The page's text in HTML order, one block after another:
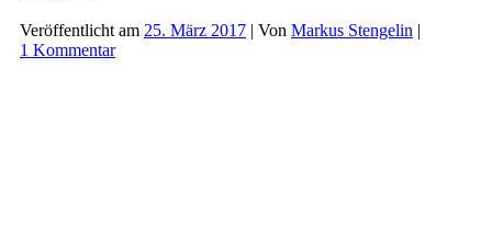
Bann
des
Veröffentlicht am 25. März 2017 | Von Markus Stengelin |
1 Kommentar